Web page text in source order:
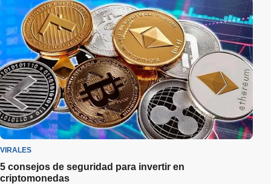
VIRALES
5 consejos de seguridad para invertir en
criptomonedas